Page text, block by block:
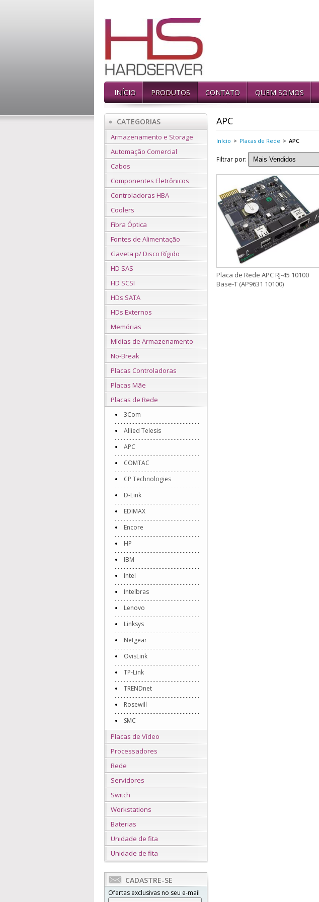
INÍCIO PRODUTOS CONTATO QUEM SOMOS
CATEGORIAS
Armazenamento e Storage
Automação Comercial
Cabos
Componentes Eletrônicos
Controladoras HBA
Coolers
Fibra Óptica
Fontes de Alimentação
Gaveta p/ Disco Rígido
HD SAS
HD SCSI
HDs SATA
HDs Externos
Memórias
Mídias de Armazenamento
No-Break
Placas Controladoras
Placas Mãe
Placas de Rede
3Com
Allied Telesis
APC
COMTAC
CP Technologies
D-Link
EDIMAX
Encore
HP
IBM
Intel
Intelbras
Lenovo
Linksys
Netgear
OvisLink
TP-Link
TRENDnet
Rosewill
SMC
Placas de Vídeo
Processadores
Rede
Servidores
Switch
Workstations
Baterias
Unidade de fita
Unidade de fita
CADASTRE-SE
Ofertas exclusivas no seu e-mail
APC
Início > Placas de Rede > APC
Filtrar por:
Placa de Rede APC RJ-45 10100
Base-T (AP9631 10100)